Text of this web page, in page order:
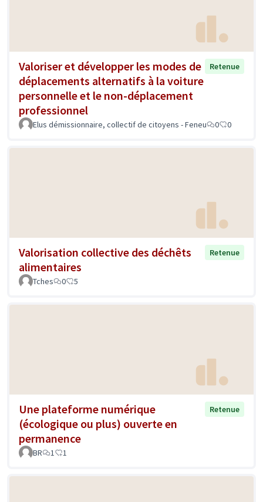
Valoriser et développer les modes de
déplacements alternatifs à la voiture
personnelle et le non-déplacement
professionnel
Retenue
Elus démissionnaire, collectif de citoyens - Feneu 0 0
Valorisation collective des déchêts
alimentaires
Retenue
Tches 0 5
Une plateforme numérique
(écologique ou plus) ouverte en
permanence
Retenue
BR 1 1